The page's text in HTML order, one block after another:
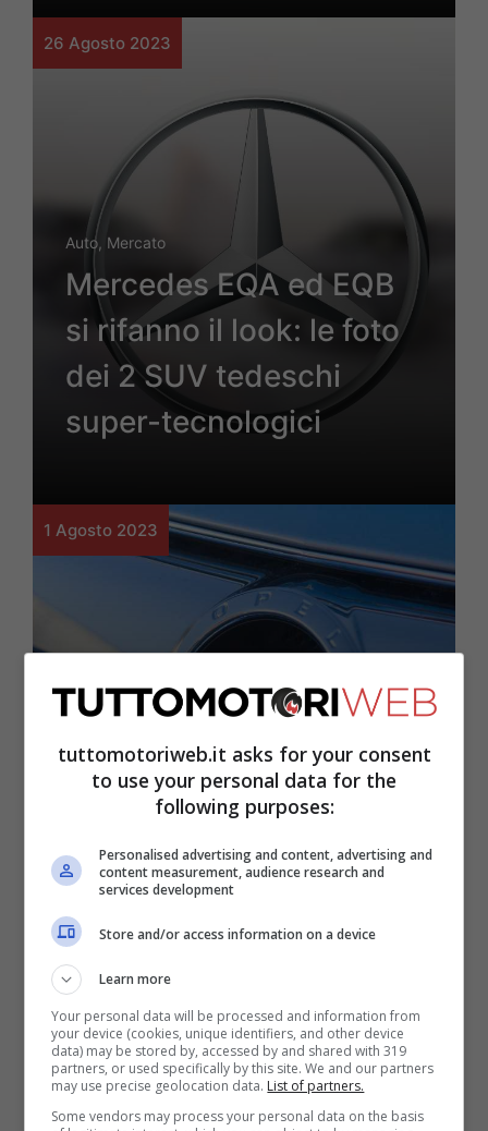
26 Agosto 2023
Auto Mercato
Mercedes EQA ed EQB
si rifanno il look: le foto
dei 2 SUV tedeschi
super-tecnologici
1 Agosto 2023
Nuova Opel Corsa,
ancora più bella ed
elettrificata: le immagini
fanno scalpore
1 Agosto 2023
tuttomotoriweb.it asks for your consent
to use your personal data for the
following purposes:
Personalised advertising and content, advertising and
content measurement, audience research and
services development
Store and/or access information on a device
Learn more
Your personal data will be processed and information from
your device (cookies, unique identifiers, and other device
data) may be stored by, accessed by and shared with 319
partners, or used specifically by this site. We and our partners
may use precise geolocation data. List of partners.
Some vendors may process your personal data on the basis